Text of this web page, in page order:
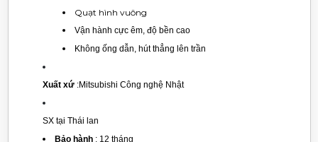
Quạt hình vuông
Vận hành cực êm, độ bền cao
Không ống dẫn, hút thẳng lên trần
Xuất xứ :Mitsubishi Công nghệ Nhật
SX tại Thái lan
Bảo hành : 12 tháng